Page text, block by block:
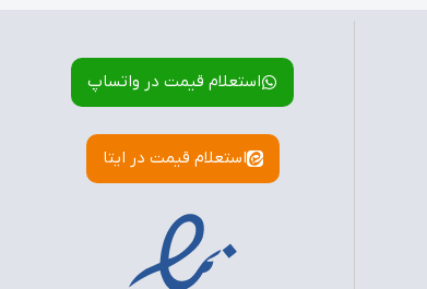
استعلام قیمت در واتساپ
استعلام قیمت در ایتا